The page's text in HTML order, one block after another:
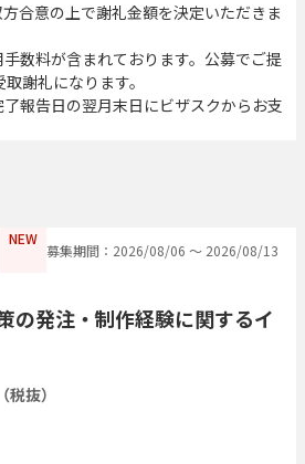
合意の上で謝礼金額を決定いただきま
数料が含まれております。公募でご提
謝礼になります。
報告日の翌月末日にビザスクからお支
NEW
募集期間：2026/08/06 〜 2026/08/13
の発注・制作経験に関するイ
抜）